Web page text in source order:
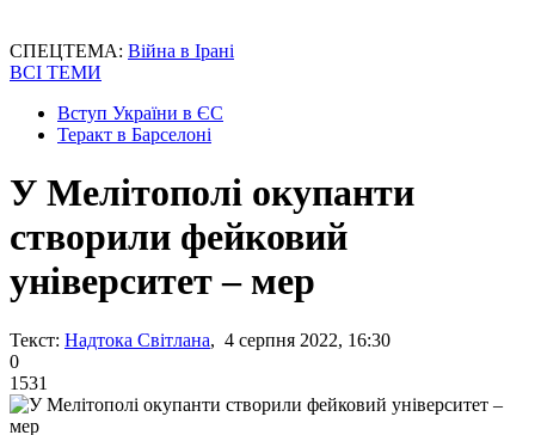
СПЕЦТЕМА: Війна в Ірані
ВСІ ТЕМИ
Вступ України в ЄС
Теракт в Барселоні
У Мелітополі окупанти
створили фейковий
університет – мер
Текст: Надтока Світлана, 4 серпня 2022, 16:30
0
1531